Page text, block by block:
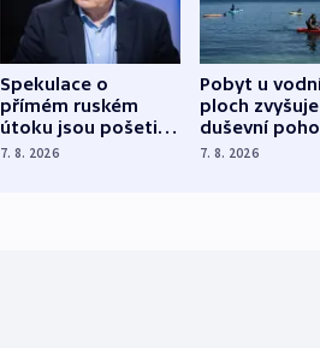
Spekulace o
přímém ruském
útoku jsou pošetilé,
míní estonský
7. 8. 2026
Pobyt u
ploch zvyšuje
duševní
ukázala
7. 8. 2026